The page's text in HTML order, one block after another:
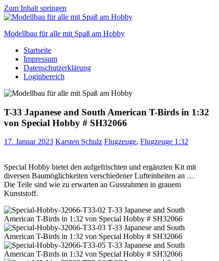
Zum Inhalt springen
Modellbau für alle mit Spaß am Hobby
Scale
modelling
to
Startseite
Impressum
Datenschutzerklärung
Loginbereich
T-33 Japanese and South American T-Birds in 1:32
von Special Hobby # SH32066
17. Januar 2023 Karsten Schulz Flugzeuge, Flugzeuge 1:32
Special Hobby bietet den aufgefrischten und ergänzten Kit mit
diversen Baumöglichkeiten verschiedener Lufteinheiten an …
Die Teile sind wie zu erwarten an Gussrahmen in grauem
Kunststoff.